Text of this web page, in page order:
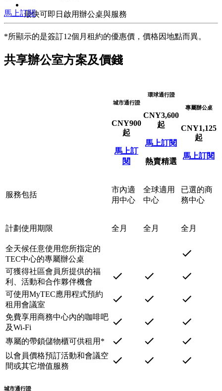
最快可即日啟用辦公桌與服務
馬上訂閱
*所顯示的是簽訂12個月租約的優惠價，價格因地點而異。
共享辦公室方案及價錢
城市通行證
CNY900
起
馬上訂
閱
環球通行證
CNY3,600
起
馬上訂閱
熱賣精選
專屬辦公桌
CNY1,125
起
馬上訂閱
服務包括
市內適
用中心
全球適用
中心
已選的商
務中心
計劃使用期限 全月 全月 全月
全天候任意使用您所指定的
TEC中心的專屬辦公桌
可獲得社區會員所提供的福
利、活動和合作夥伴機會
可使用MyTEC應用程式預約
租用會議室
免費享用商務中心內的咖啡吧
及Wi-Fi
專屬的帶鎖儲物櫃可供租用*
以會員價格預訂活動和會議空
間或其它增值服務
城市通行證